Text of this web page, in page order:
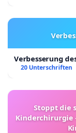
Verbesserung
20 Unterschriften
Stoppt die
Kinderchirurgie